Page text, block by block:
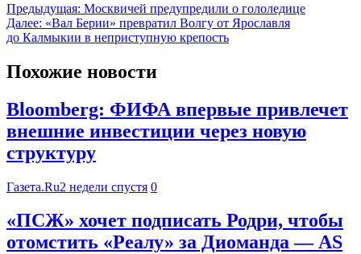
Предыдущая: Москвичей предупредили о гололедице
Далее: «Вал Берии» превратил Волгу от Ярославля
до Калмыкии в неприступную крепость
Похожие новости
Bloomberg: ФИФА впервые привлечет
внешние инвестиции через новую
структуру
Газета.Ru2 недели спустя 0
«ПСЖ» хочет подписать Родри, чтобы
отомстить «Реалу» за Диоманда — AS